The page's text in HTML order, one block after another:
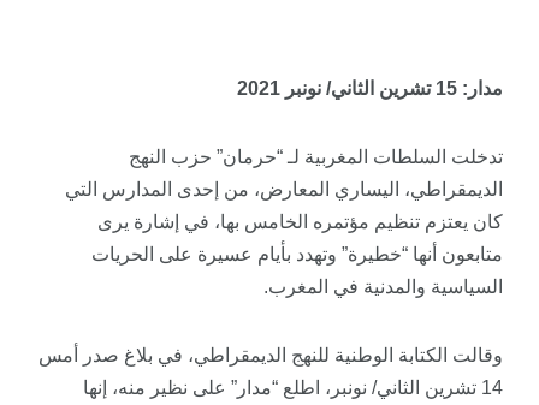
مدار: 15 تشرين الثاني/ نونبر 2021
تدخلت السلطات المغربية لـ “حرمان” حزب النهج
الديمقراطي، اليساري المعارض، من إحدى المدارس التي
كان يعتزم تنظيم مؤتمره الخامس بها، في إشارة يرى
متابعون أنها “خطيرة” وتهدد بأيام عسيرة على الحريات
السياسية والمدنية في المغرب.
وقالت الكتابة الوطنية للنهج الديمقراطي، في بلاغ صدر أمس
14 تشرين الثاني/ نونبر، اطلع “مدار” على نظير منه، إنها